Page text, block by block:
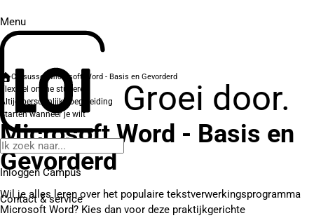
Menu
Groei door.
Inloggen Campus
Contact& service
Cursussen Microsoft Word - Basis en Gevorderd
Flexibel online studeren
Altijd persoonlijke begeleiding
Starten wanneer je wilt
Microsoft Word - Basis en
Gevorderd
Wil je alles leren over het populaire tekstverwerkingsprogramma
Microsoft Word? Kies dan voor deze praktijkgerichte